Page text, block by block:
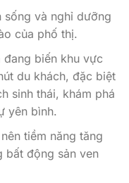
sống và nghỉ dưỡng
của phố thị.
biến khu vực
du khách, đặc biệt
sinh thái, khám phá
yên bình.
tiềm năng tăng
động sản ven